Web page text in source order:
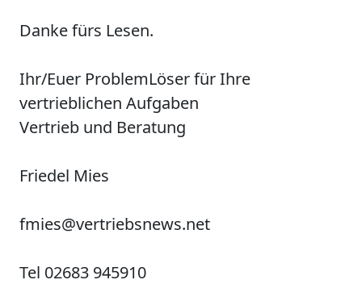
Danke fürs Lesen.
Ihr/Euer ProblemLöser für Ihre
vertrieblichen Aufgaben
Vertrieb und Beratung
Friedel Mies
fmies@vertriebsnews.net
Tel 02683 945910